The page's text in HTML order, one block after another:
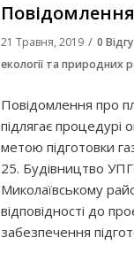
21 Травня, 2019 / 0
екології та природних
Повідомлення про
підлягає процедурі
метою підготовки
25. Будівництво
Миколаївському
відповідності до
забезпечення